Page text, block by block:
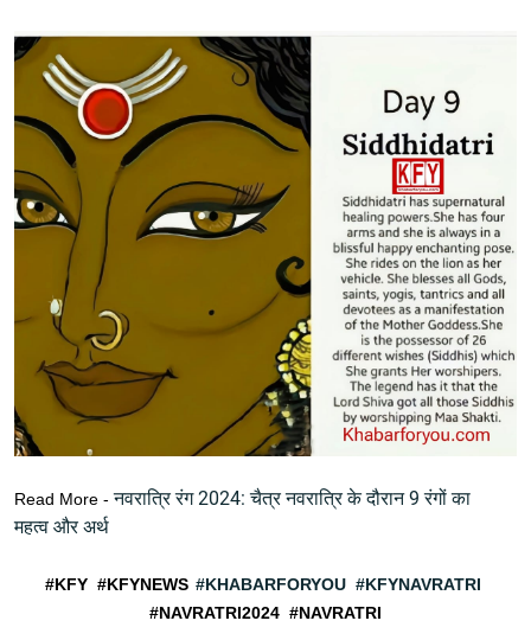
Read More -नवरात्रि रंग 2024: चैत्र नवरात्रि के दौरान 9 रंगों का
महत्व और अर्थ
#KFY #KFYNEWS #KHABARFORYOU #KFYNAVRATRI
#NAVRATRI2024 #NAVRATRI